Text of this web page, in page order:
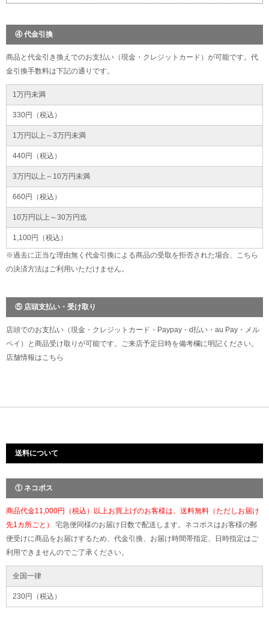
④ 代金引換
商品と代金引き換えでのお支払い（現金・クレジットカード）が可能です。代
金引換手数料は下記の通りです。
1万円未満
330円（税込）
1万円以上～3万円未満
440円（税込）
3万円以上～10万円未満
660円（税込）
10万円以上～30万円迄
1,100円（税込）
※過去に正当な理由無く代金引換による商品の受取を拒否された場合、こちら
の決済方法はご利用いただけません。
⑤ 店頭支払い・受け取り
店頭でのお支払い（現金・クレジットカード・Paypay・d払い・au Pay・メル
ペイ）と商品受け取りが可能です。ご来店予定日時を備考欄に明記ください。
店舗情報はこちら
送料について
① ネコポス
商品代金11,000円（税込）以上お買上げのお客様は、送料無料（ただしお届け
先1カ所ごと） 宅急便同様のお届け日数で配送します。ネコポスはお客様の郵
便受けに商品をお届けするため、代金引換、お届け時間帯指定、日時指定はご
利用できませんのでご了承ください。
全国一律
230円（税込）